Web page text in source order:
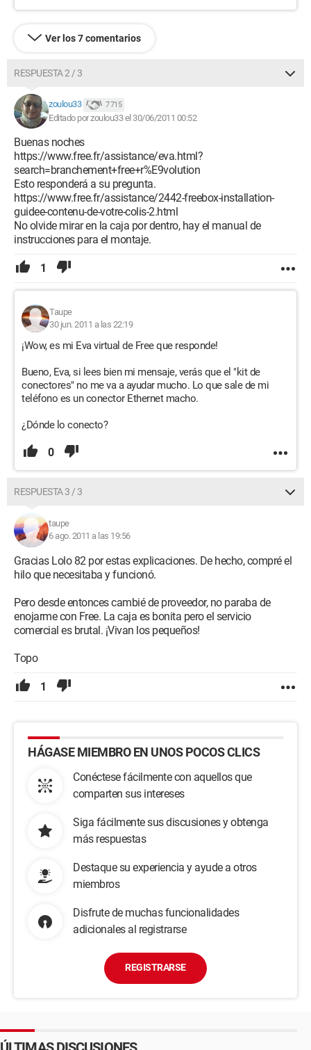
Ver los 7 comentarios
RESPUESTA 2 / 3
zoulou33 7 715
Editado por zoulou33 el 30/06/2011 00:52
Buenas noches
https://www.free.fr/assistance/eva.html?
search=branchement+free+r%E9volution
Esto responderá a su pregunta.
https://www.free.fr/assistance/2442-freebox-installation-
guidee-contenu-de-votre-colis-2.html
No olvide mirar en la caja por dentro, hay el manual de
instrucciones para el montaje.
1
Taupe
30 jun. 2011 a las 22:19
¡Wow, es mi Eva virtual de Free que responde!
Bueno, Eva, si lees bien mi mensaje, verás que el "kit de
conectores" no me va a ayudar mucho. Lo que sale de mi
teléfono es un conector Ethernet macho.
¿Dónde lo conecto?
0
RESPUESTA 3 / 3
taupe
6 ago. 2011 a las 19:56
Gracias Lolo 82 por estas explicaciones. De hecho, compré el
hilo que necesitaba y funcionó.
Pero desde entonces cambié de proveedor, no paraba de
enojarme con Free. La caja es bonita pero el servicio
comercial es brutal. ¡Vivan los pequeños!
Topo
1
HÁGASE MIEMBRO EN UNOS POCOS CLICS
Conéctese fácilmente con aquellos que
comparten sus intereses
Siga fácilmente sus discusiones y obtenga
más respuestas
Destaque su experiencia y ayude a otros
miembros
Disfrute de muchas funcionalidades
adicionales al registrarse
REGISTRARSE